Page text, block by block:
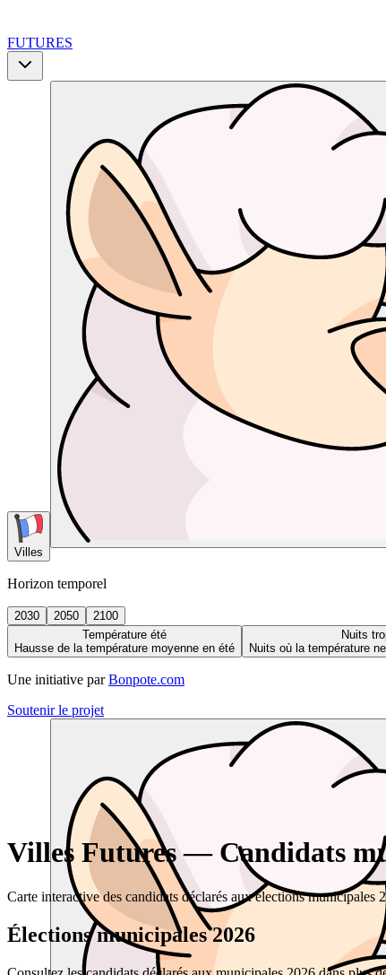
FUTURES
Villes
Horizon temporel
2030 2050
2100
Température été
Hausse de la température moyenne en été
Nuits
Nuits où la température
Une initiative par Bonpote.com
Soutenir le projet
Villes Futures — Candidats
Carte interactive des candidats déclarés aux élections municipales
Élections municipales 2026